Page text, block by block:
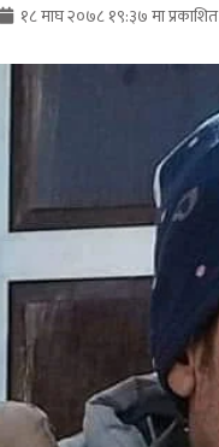
१८ माघ २०७८ १९:३७ मा प्रकाशित